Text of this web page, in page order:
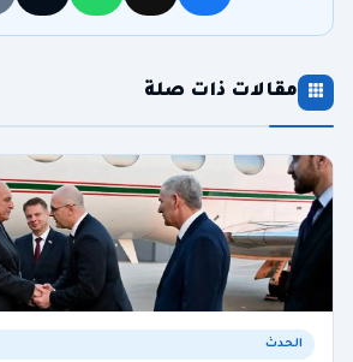
مقالات ذات صلة
الحدث